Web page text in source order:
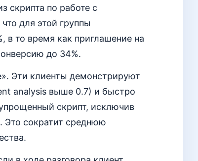
скрипта по работе с
для этой группы
в то время как приглашение на
до 34%.
Эти клиенты демонстрируют
analysis выше 0.7) и быстро
скрипт, исключив
Это сократит среднюю